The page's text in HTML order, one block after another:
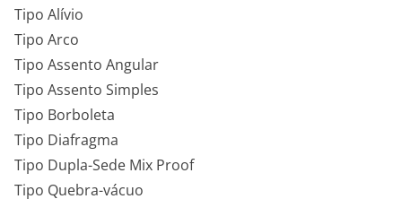
Tipo Alívio
Tipo Arco
Tipo Assento Angular
Tipo Assento Simples
Tipo Borboleta
Tipo Diafragma
Tipo Dupla-Sede Mix Proof
Tipo Quebra-vácuo